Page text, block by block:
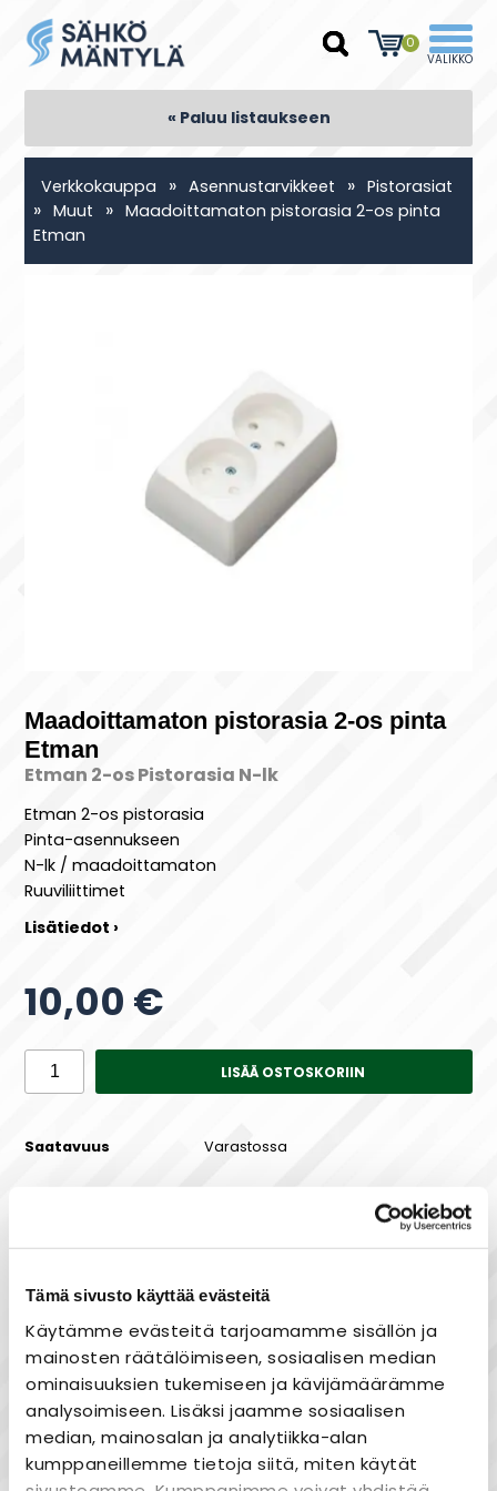
Tämä sivusto käyttää evästeitä
Käytämme evästeitä tarjoamamme sisällön ja
mainosten räätälöimiseen, sosiaalisen median
ominaisuuksien tukemiseen ja kävijämäärämme
analysoimiseen. Lisäksi jaamme sosiaalisen
median, mainosalan ja analytiikka-alan
kumppaneillemme tietoja siitä, miten käytät
0
« Paluu listaukseen
Verkkokauppa » Asennustarvikkeet » Pistorasiat
» Muut » Maadoittamaton pistorasia 2-os pinta
Etman
Maadoittamaton pistorasia 2-os pinta
Etman
Etman 2-os Pistorasia N-lk
Etman 2-os pistorasia
Pinta-asennukseen
N-lk / maadoittamaton
Ruuviliittimet
Lisätiedot ›
10,00 €
LISÄÄ OSTOSKORIIN
Saatavuus Varastossa
Nopea toimitus
Heti varastosta
Joustavat maksutavat